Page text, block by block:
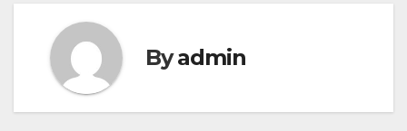
Byadmin